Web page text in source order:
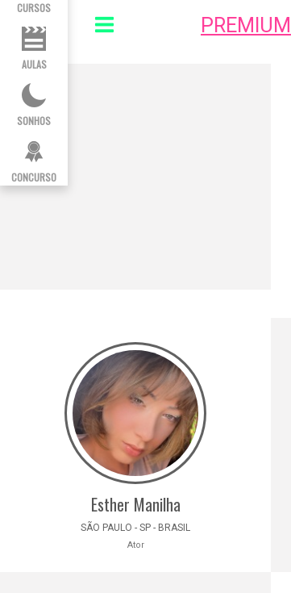
CURSOS
AULAS
SONHOS
CONCURSO
PREMIUM
Esther Manilha
SÃO PAULO - SP - BRASIL
Ator